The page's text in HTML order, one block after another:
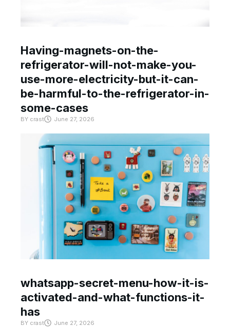
Having-magnets-on-the-
refrigerator-will-not-make-you-
use-more-electricity-but-it-can-
be-harmful-to-the-refrigerator-in-
some-cases
BY crast June 27, 2026
whatsapp-secret-menu-how-it-is-
activated-and-what-functions-it-
has
BY crast June 27, 2026